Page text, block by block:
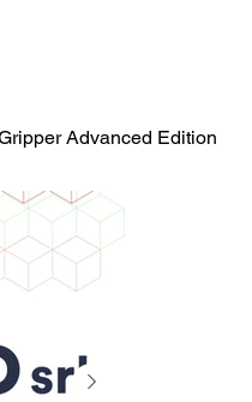
Advanced Edition